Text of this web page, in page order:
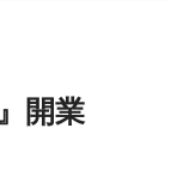
開業